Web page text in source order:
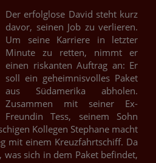
Der erfolglose David steht kurz
davor, seinen Job zu verlieren.
Um seine Karriere in letzter
Minute zu retten, nimmt er
einen riskanten Auftrag an: Er
soll ein geheimnisvolles Paket
aus Südamerika abholen.
Zusammen mit seiner Ex-
Freundin Tess, seinem Sohn
Kollegen Stephane macht
mit einem Kreuzfahrtschiff. Da
sich in dem Paket befindet,